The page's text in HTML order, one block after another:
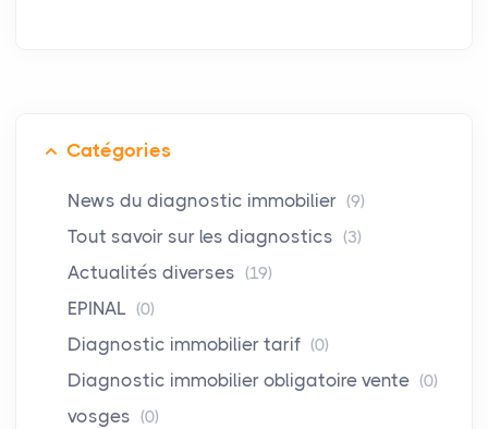
Catégories
News du diagnostic immobilier (9)
Tout savoir sur les diagnostics (3)
Actualités diverses (19)
EPINAL (0)
Diagnostic immobilier tarif (0)
Diagnostic immobilier obligatoire vente (0)
vosges (0)